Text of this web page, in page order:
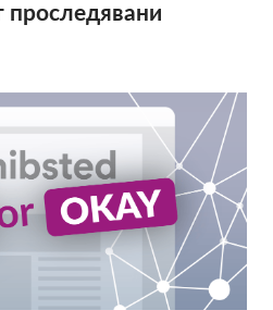
проследявани